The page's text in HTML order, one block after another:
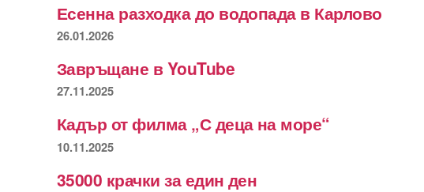
Есенна разходка до водопада в Карлово
26.01.2026
Завръщане в YouTube
27.11.2025
Кадър от филма „С деца на море“
10.11.2025
35000 крачки за един ден